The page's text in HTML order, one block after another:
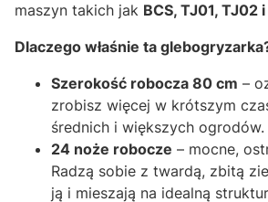
maszyn takich jak BCS, TJ01, TJ02
Dlaczego właśnie ta
Szerokość robocza 80 cm –
zrobisz więcej w krótszym
średnich i większych ogrodów.
24 noże robocze – mocne,
Radzą sobie z twardą, zbitą
ją i mieszają na idealną